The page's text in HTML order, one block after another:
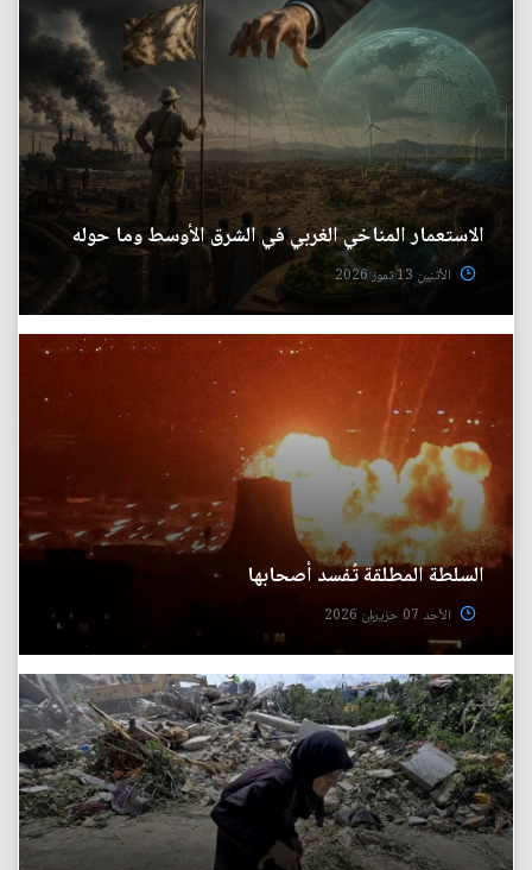
الاستعمار المناخي الغربي في الشرق الأوسط وما حوله
الأثنين 13 تموز 2026
السلطة المطلقة تُفسد أصحابها
الأحد 07 حزيران 2026